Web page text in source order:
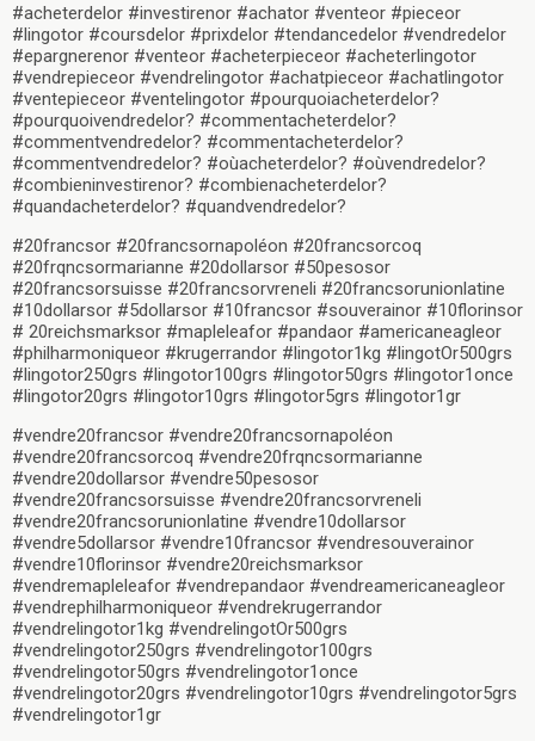
#acheterdelor #investirenor #achator #venteor #pieceor
#lingotor #coursdelor #prixdelor #tendancedelor #vendredelor
#epargnerenor #venteor #acheterpieceor #acheterlingotor
#vendrepieceor #vendrelingotor #achatpieceor #achatlingotor
#ventepieceor #ventelingotor #pourquoiacheterdelor?
#pourquoivendredelor? #commentacheterdelor?
#commentvendredelor? #commentacheterdelor?
#commentvendredelor? #oùacheterdelor? #oùvendredelor?
#combieninvestirenor? #combienacheterdelor?
#quandacheterdelor? #quandvendredelor?
#20francsor #20francsornapoléon #20francsorcoq
#20frqncsormarianne #20dollarsor #50pesosor
#20francsorsuisse #20francsorvreneli #20francsorunionlatine
#10dollarsor #5dollarsor #10francsor #souverainor #10florinsor
# 20reichsmarksor #mapleleafor #pandaor #americaneagleor
#philharmoniqueor #krugerrandor #lingotor1kg #lingotOr500grs
#lingotor250grs #lingotor100grs #lingotor50grs #lingotor1once
#lingotor20grs #lingotor10grs #lingotor5grs #lingotor1gr
#vendre20francsor #vendre20francsornapoléon
#vendre20francsorcoq #vendre20frqncsormarianne
#vendre20dollarsor #vendre50pesosor
#vendre20francsorsuisse #vendre20francsorvreneli
#vendre20francsorunionlatine #vendre10dollarsor
#vendre5dollarsor #vendre10francsor #vendresouverainor
#vendre10florinsor #vendre20reichsmarksor
#vendremapleleafor #vendrepandaor #vendreamericaneagleor
#vendrephilharmoniqueor #vendrekrugerrandor
#vendrelingotor1kg #vendrelingotOr500grs
#vendrelingotor250grs #vendrelingotor100grs
#vendrelingotor50grs #vendrelingotor1once
#vendrelingotor20grs #vendrelingotor10grs #vendrelingotor5grs
#vendrelingotor1gr